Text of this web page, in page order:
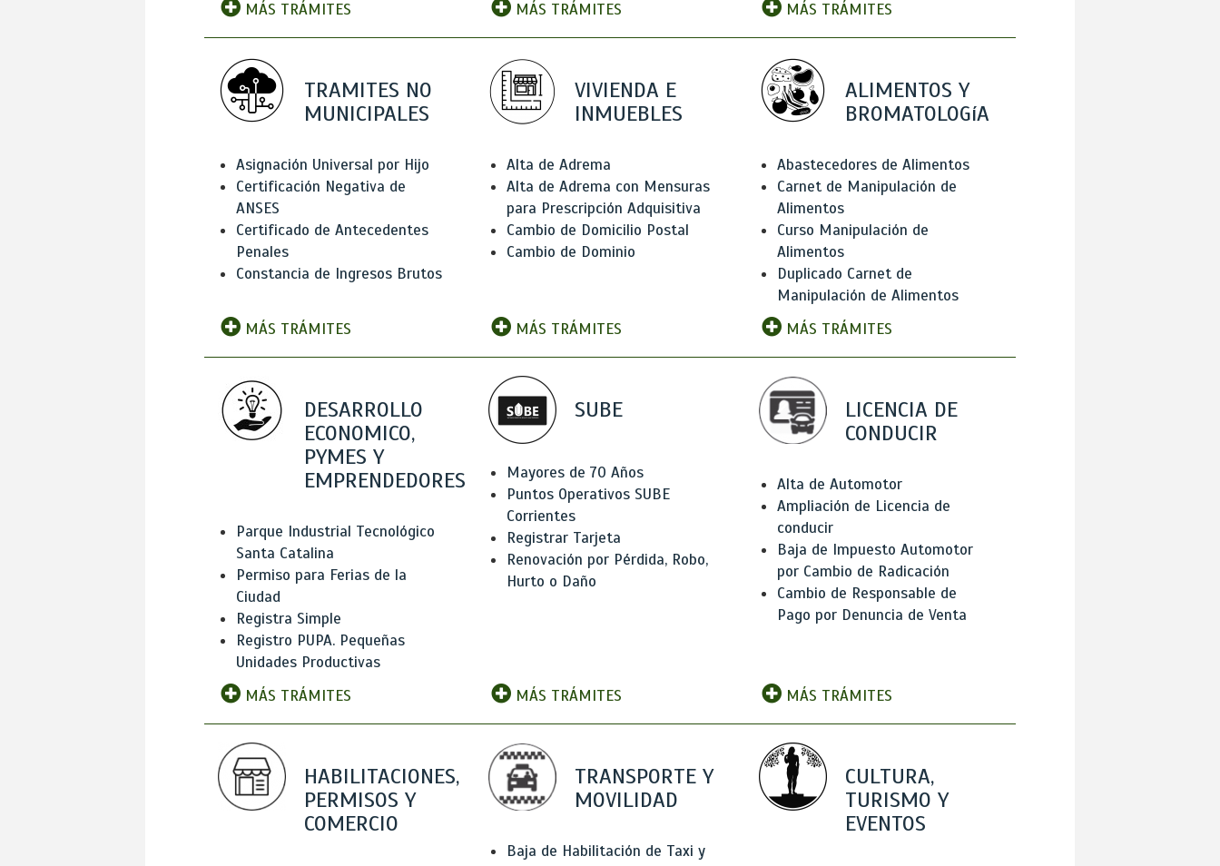
MÁS TRÁMITES
MÁS TRÁMITES
MÁS TRÁMITES
TRAMITES NO
MUNICIPALES
Asignación Universal por Hijo
Certificación Negativa de
ANSES
Certificado de Antecedentes
Penales
Constancia de Ingresos Brutos
MÁS TRÁMITES
VIVIENDA E
INMUEBLES
Alta de Adrema
Alta de Adrema con Mensuras
para Prescripción Adquisitiva
Cambio de Domicilio Postal
Cambio de Dominio
MÁS TRÁMITES
ALIMENTOS Y
BROMATOLOGíA
Abastecedores de Alimentos
Carnet de Manipulación de
Alimentos
Curso Manipulación de
Alimentos
Duplicado Carnet de
Manipulación de Alimentos
MÁS TRÁMITES
DESARROLLO
ECONOMICO,
PYMES Y
EMPRENDEDORES
Parque Industrial Tecnológico
Santa Catalina
Permiso para Ferias de la
Ciudad
Registra Simple
Registro PUPA. Pequeñas
Unidades Productivas
MÁS TRÁMITES
SUBE
Mayores de 70 Años
Puntos Operativos SUBE
Corrientes
Registrar Tarjeta
Renovación por Pérdida, Robo,
Hurto o Daño
MÁS TRÁMITES
LICENCIA DE
CONDUCIR
Alta de Automotor
Ampliación de Licencia de
conducir
Baja de Impuesto Automotor
por Cambio de Radicación
Cambio de Responsable de
Pago por Denuncia de Venta
MÁS TRÁMITES
HABILITACIONES,
PERMISOS Y
COMERCIO
TRANSPORTE Y
MOVILIDAD
Baja de Habilitación de Taxi y
CULTURA,
TURISMO Y
EVENTOS